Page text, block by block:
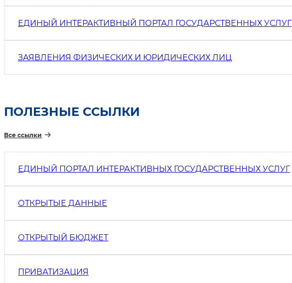
ЕДИНЫЙ ИНТЕРАКТИВНЫЙ ПОРТАЛ ГОСУДАРСТВЕННЫХ УСЛУГ
ЗАЯВЛЕНИЯ ФИЗИЧЕСКИХ И ЮРИДИЧЕСКИХ ЛИЦ
ПОЛЕЗНЫЕ ССЫЛКИ
Все ссылки
ЕДИНЫЙ ПОРТАЛ ИНТЕРАКТИВНЫХ ГОСУДАРСТВЕННЫХ УСЛУГ
ОТКРЫТЫЕ ДАННЫЕ
ОТКРЫТЫЙ БЮДЖЕТ
ПРИВАТИЗАЦИЯ